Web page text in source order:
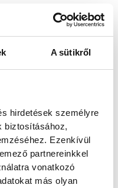
A sütikről
hirdetések személyre
biztosításához,
Ezenkívül
partnereinkkel
vonatkozó
más olyan
290), 6.
6 (265-
17 pont, 2.
11, 3. GOG (dán)
(svéd) 9
(orosz)
(svájci) 6